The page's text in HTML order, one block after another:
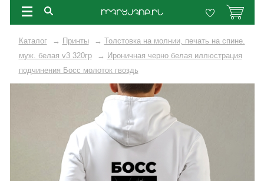
Каталог → Принты → Толстовка на молнии, печать на спине.
муж. белая v3 320гр
→ Ироничная черно белая иллюстрация
подчинения Босс молоток гвоздь